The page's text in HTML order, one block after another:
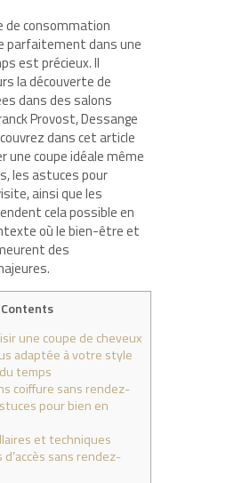
de consommation
parfaitement dans une
est précieux. Il
la découverte de
dans des salons
Provost, Dessange
dans cet article
une coupe idéale même
les astuces pour
ainsi que les
cela possible en
où le bien-être et
des
Contents
une coupe de cheveux
adaptée à votre style
temps
coiffure sans rendez-
pour bien en
et techniques
d’accès sans rendez-